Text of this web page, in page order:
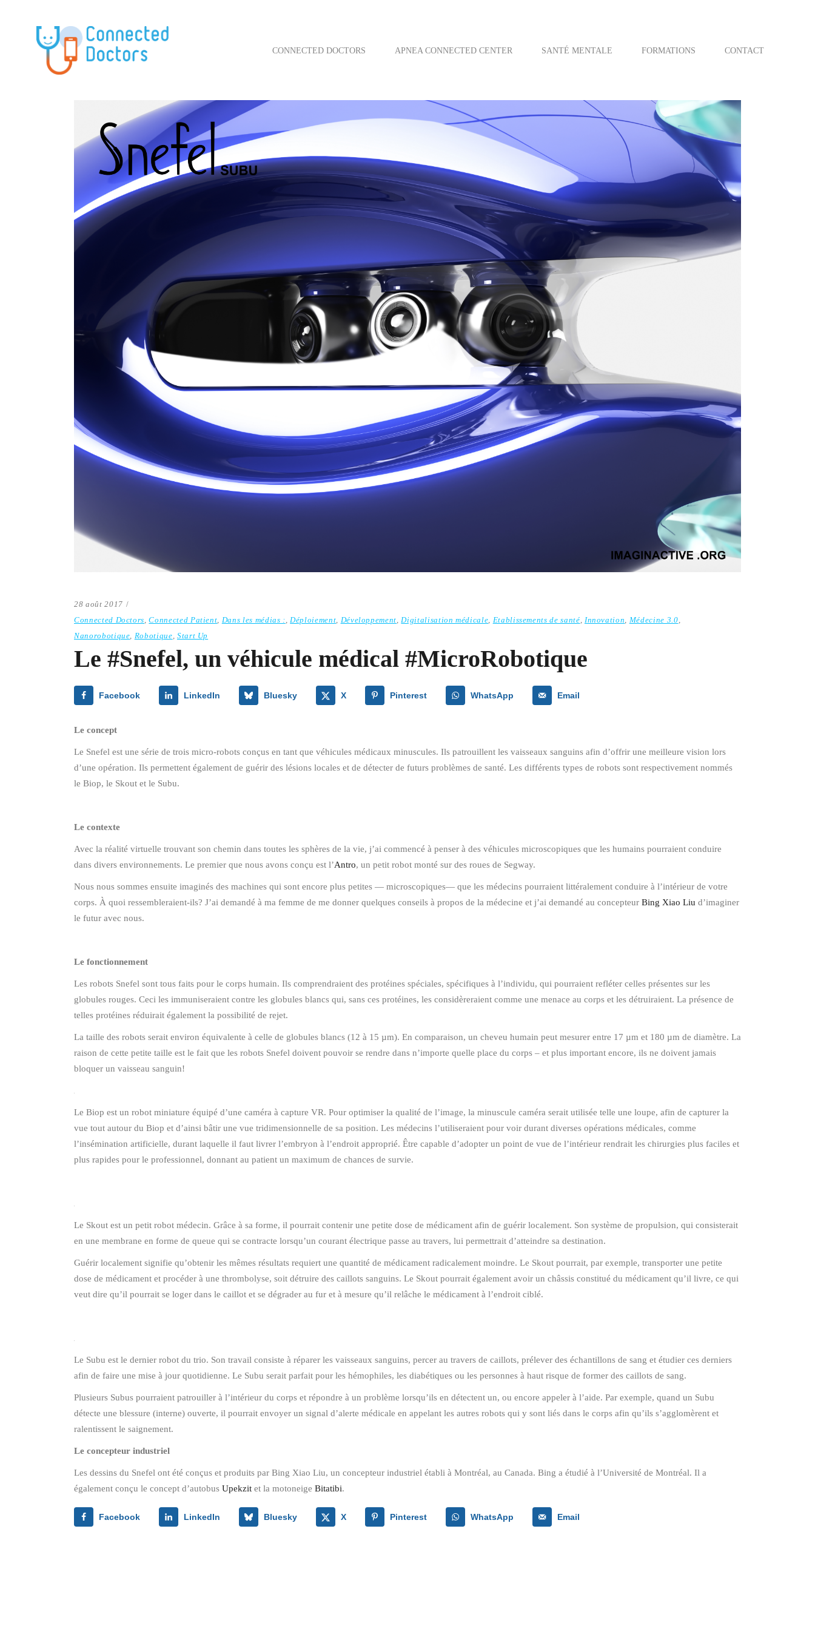
CONNECTED DOCTORS APNEA CONNECTED CENTER SANTÉ MENTALE FORMATIONS CONTACT
28 août 2017
Connected Doctors ,Connected Patient Dans les médias : Déploiement Développement Digitalisation médicale Etablissements de santé Innovation Médecine 3.0
Nanorobotique Robotique Start Up
Le #Snefel, un véhicule médical #MicroRobotique
Facebook LinkedIn Bluesky X Pinterest WhatsApp Email
Le concept
Le Snefel est une série de trois micro-robots conçus en tant que véhicules médicaux minuscules. Ils patrouillent les vaisseaux sanguins afin d’offrir une meilleure vision lors
d’une opération. Ils permettent également de guérir des lésions locales et de détecter de futurs problèmes de santé. Les différents types de robots sont respectivement nommés
le Biop, le Skout et le Subu.
Le contexte
Avec la réalité virtuelle trouvant son chemin dans toutes les sphères de la vie, j’ai commencé à penser à des véhicules microscopiques que les humains pourraient conduire
dans divers environnements. Le premier que nous avons conçu est l’Antro, un petit robot monté sur des roues de Segway.
Nous nous sommes ensuite imaginés des machines qui sont encore plus petites — microscopiques— que les médecins pourraient littéralement conduire à l’intérieur de votre
corps. À quoi ressembleraient-ils? J’ai demandé à ma femme de me donner quelques conseils à propos de la médecine et j’ai demandé au concepteur Bing Xiao Liu d’imaginer
le futur avec nous.
Le fonctionnement
Les robots Snefel sont tous faits pour le corps humain. Ils comprendraient des protéines spéciales, spécifiques à l’individu, qui pourraient refléter celles présentes sur les
globules rouges. Ceci les immuniseraient contre les globules blancs qui, sans ces protéines, les considèreraient comme une menace au corps et les détruiraient. La présence de
telles protéines réduirait également la possibilité de rejet.
La taille des robots serait environ équivalente à celle de globules blancs (12 à 15 µm). En comparaison, un cheveu humain peut mesurer entre 17 µm et 180 µm de diamètre. La
raison de cette petite taille est le fait que les robots Snefel doivent pouvoir se rendre dans n’importe quelle place du corps – et plus important encore, ils ne doivent jamais
bloquer un vaisseau sanguin!
Le Biop est un robot miniature équipé d’une caméra à capture VR. Pour optimiser la qualité de l’image, la minuscule caméra serait utilisée telle une loupe, afin de capturer la
vue tout autour du Biop et d’ainsi bâtir une vue tridimensionnelle de sa position. Les médecins l’utiliseraient pour voir durant diverses opérations médicales, comme
l’insémination artificielle, durant laquelle il faut livrer l’embryon à l’endroit approprié. Être capable d’adopter un point de vue de l’intérieur rendrait les chirurgies plus faciles et
plus rapides pour le professionnel, donnant au patient un maximum de chances de survie.
Le Skout est un petit robot médecin. Grâce à sa forme, il pourrait contenir une petite dose de médicament afin de guérir localement. Son système de propulsion, qui consisterait
en une membrane en forme de queue qui se contracte lorsqu’un courant électrique passe au travers, lui permettrait d’atteindre sa destination.
Guérir localement signifie qu’obtenir les mêmes résultats requiert une quantité de médicament radicalement moindre. Le Skout pourrait, par exemple, transporter une petite
dose de médicament et procéder à une thrombolyse, soit détruire des caillots sanguins. Le Skout pourrait également avoir un châssis constitué du médicament qu’il livre, ce qui
veut dire qu’il pourrait se loger dans le caillot et se dégrader au fur et à mesure qu’il relâche le médicament à l’endroit ciblé.
Le Subu est le dernier robot du trio. Son travail consiste à réparer les vaisseaux sanguins, percer au travers de caillots, prélever des échantillons de sang et étudier ces derniers
afin de faire une mise à jour quotidienne. Le Subu serait parfait pour les hémophiles, les diabétiques ou les personnes à haut risque de former des caillots de sang.
Plusieurs Subus pourraient patrouiller à l’intérieur du corps et répondre à un problème lorsqu’ils en détectent un, ou encore appeler à l’aide. Par exemple, quand un Subu
détecte une blessure (interne) ouverte, il pourrait envoyer un signal d’alerte médicale en appelant les autres robots qui y sont liés dans le corps afin qu’ils s’agglomèrent et
ralentissent le saignement.
Le concepteur industriel
Les dessins du Snefel ont été conçus et produits par Bing Xiao Liu, un concepteur industriel établi à Montréal, au Canada. Bing a étudié à l’Université de Montréal. Il a
également conçu le concept d’autobus Upekzit et la motoneige Bitatibi.
Facebook LinkedIn Bluesky X Pinterest WhatsApp Email